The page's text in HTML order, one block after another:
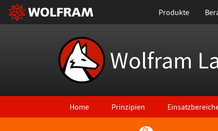
Produkte
Wolfram
Home Prinzipien